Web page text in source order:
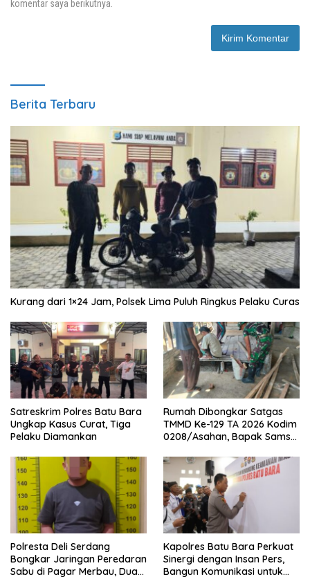
komentar saya berikutnya.
Berita Terbaru
Kurang dari 1×24 Jam, Polsek Lima Puluh Ringkus Pelaku Curas
Satreskrim Polres Batu Bara
Ungkap Kasus Curat, Tiga
Pelaku Diamankan
Rumah Dibongkar Satgas
TMMD Ke-129 TA 2026 Kodim
0208/Asahan, Bapak Samsul
Miliki Rumah Layak Huni
Segera Terwujud
Polresta Deli Serdang
Bongkar Jaringan Peredaran
Sabu di Pagar Merbau, Dua
Kapolres Batu Bara Perkuat
Sinergi dengan Insan Pers,
Bangun Komunikasi untuk